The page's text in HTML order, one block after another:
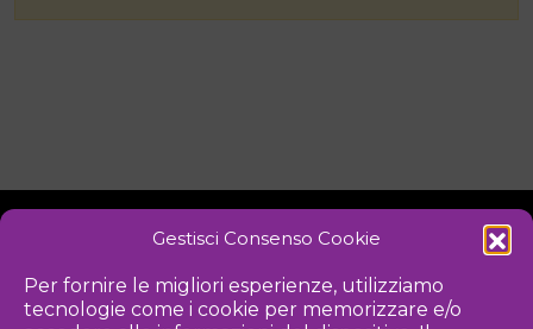
Gestisci Consenso Cookie
Per fornire le migliori esperienze, utilizziamo
tecnologie come i cookie per memorizzare e/o
PRIVACY POLICY